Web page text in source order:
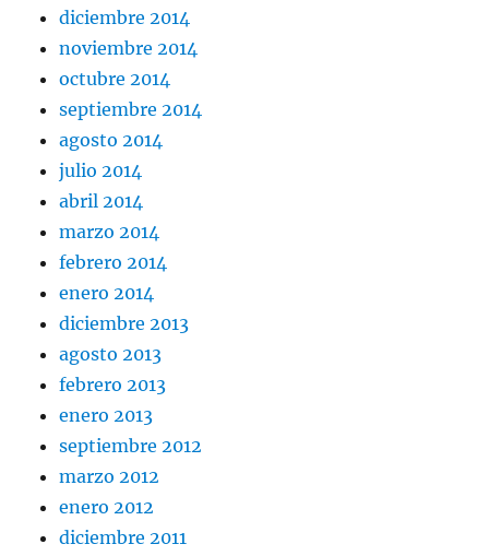
diciembre 2014
noviembre 2014
octubre 2014
septiembre 2014
agosto 2014
julio 2014
abril 2014
marzo 2014
febrero 2014
enero 2014
diciembre 2013
agosto 2013
febrero 2013
enero 2013
septiembre 2012
marzo 2012
enero 2012
diciembre 2011